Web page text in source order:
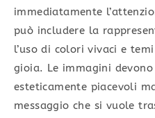
immediatamente
può includere la
l’uso di colori vivaci e
gioia. Le immagini
esteticamente piacevoli
messaggio che si vuole